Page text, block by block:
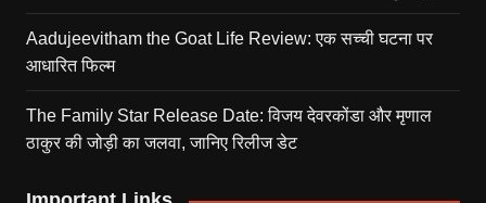
Aadujeevitham the Goat Life Review: एक सच्ची घटना पर
आधारित फिल्म
The Family Star Release Date: विजय देवरकोंडा और मृणाल
ठाकुर की जोड़ी का जलवा, जानिए रिलीज डेट